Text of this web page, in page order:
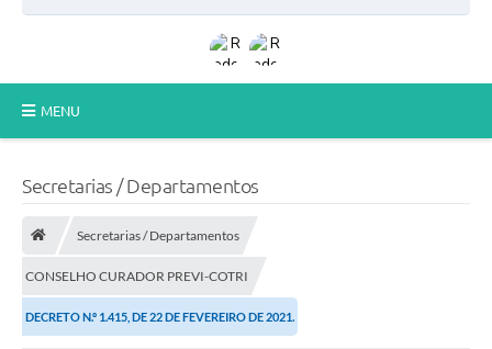
MENU
A Prefeitura
Notícias
Secretarias / Departamentos
Secretarias / Departamentos
CONSELHO CURADOR PREVI-COTRI
DECRETO N.º 1.415, DE 22 DE FEVEREIRO DE 2021.